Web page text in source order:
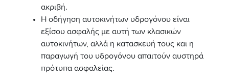
ακριβή.
Η οδήγηση αυτοκινήτων υδρογόνου είναι
εξίσου ασφαλής με αυτή των κλασικών
αυτοκινήτων, αλλά η κατασκευή τους και η
παραγωγή του υδρογόνου απαιτούν αυστηρά
πρότυπα ασφαλείας.